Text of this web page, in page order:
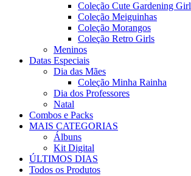
Coleção Cute Gardening Girl
Coleção Meiguinhas
Coleção Morangos
Coleção Retro Girls
Meninos
Datas Especiais
Dia das Mães
Coleção Minha Rainha
Dia dos Professores
Natal
Combos e Packs
MAIS CATEGORIAS
Álbuns
Kit Digital
ÚLTIMOS DIAS
Todos os Produtos